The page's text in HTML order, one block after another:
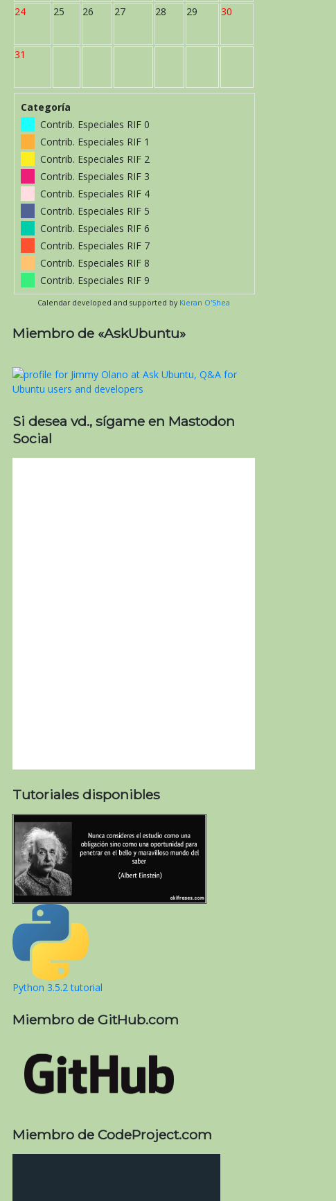
24 25 26 27 28 29 30
31
Categoría
Contrib. Especiales RIF 0
Contrib. Especiales RIF 1
Contrib. Especiales RIF 2
Contrib. Especiales RIF 3
Contrib. Especiales RIF 4
Contrib. Especiales RIF 5
Contrib. Especiales RIF 6
Contrib. Especiales RIF 7
Contrib. Especiales RIF 8
Contrib. Especiales RIF 9
Calendar developed and supported by Kieran O'Shea
Miembro de «AskUbuntu»
Si desea vd., sígame en Mastodon
Social
Tutoriales disponibles
Python 3.5.2 tutorial
Miembro de GitHub.com
Miembro de CodeProject.com